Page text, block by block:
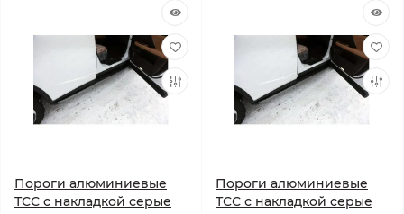
Пороги алюминиевые
ТСС с накладкой серые
Пороги алюминиевые
ТСС с накладкой серые